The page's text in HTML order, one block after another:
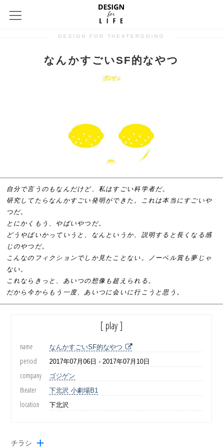
DESIGN FOR THEATERGOING
なんかすごいSF的なやつ
自分で言うのもなんだけど、私はすごい科学者だ。
研究してたらなんかすごい発明ができた。これは本当にすごいや
つだ。
とにかくもう、やばいやつだ。
どうやばいかっていうと、なんというか、説明すると長くなる感
じのやつだ。
こんなのフィクションでしか見たことない。ノーベル賞も夢じゃ
ない。
これならきっと、あいつの想像も超えられる。
だから今からもう一度、あいつに会いに行こうと思う。
[ play ]
name なんかすごいSF的なやつ
period 2017年07月06日 - 2017年07月10日
company ゴジゲン
theater 下北沢 小劇場B1
location 下北沢
チラシ